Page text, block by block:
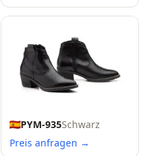
PYM-935Schwarz
Preis anfragen →